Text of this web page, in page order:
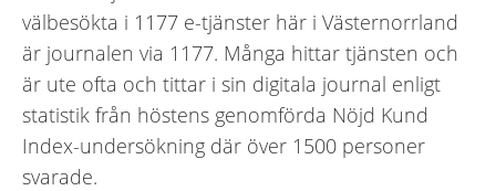
välbesökta i 1177 e-tjänster här i Västernorrland
är journalen via 1177. Många hittar tjänsten och
är ute ofta och tittar i sin digitala journal enligt
statistik från höstens genomförda Nöjd Kund
Index-undersökning där över 1500 personer
svarade.